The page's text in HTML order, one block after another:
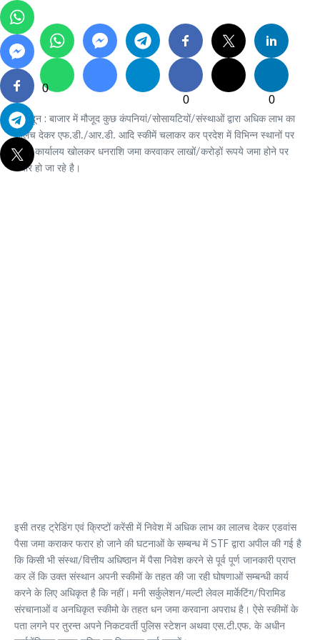
0
0
0
देहरादून : बाजार में मौजूद कुछ कंपनियां/सोसायटियों/संस्थाओं द्वारा अधिक लाभ का
लालच देकर एफ.डी./आर.डी. आदि स्कीमें चलाकर कर प्रदेश में विभिन्न स्थानों पर
ब्रांच कार्यालय खोलकर धनराशि जमा करवाकर लाखों/करोड़ों रूपये जमा होने पर
फरार हो जा रहे है।
इसी तरह ट्रेडिंग एवं क्रिप्टों करेंसी में निवेश में अधिक लाभ का लालच देकर एडवांस
पैसा जमा कराकर फरार हो जाने की घटनाओं के सम्बन्ध में STF द्वारा अपील की गई है
कि किसी भी संस्था/वित्तीय अधिष्ठान में पैसा निवेश करने से पूर्व पूर्ण जानकारी प्राप्त
कर लें कि उक्त संस्थान अपनी स्कीमों के तहत की जा रही घोषणाओं सम्बन्धी कार्य
करने के लिए अधिकृत है कि नहीं। मनी सर्कुलेशन/मल्टी लेवल मार्केटिंग/पिरामिड
संरचानाओं व अनधिकृत स्कीमो के तहत धन जमा करवाना अपराध है। ऐसे स्कीमों के
पता लगने पर तुरन्त अपने निकटवर्ती पुलिस स्टेशन अथवा एस.टी.एफ. के अधीन